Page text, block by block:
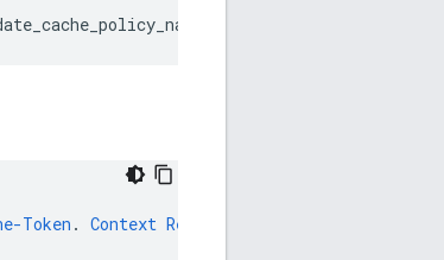
Token . Context Revision